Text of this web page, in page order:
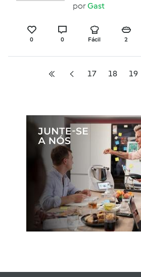
porGast
0 0 Fácil 2
17 18 19